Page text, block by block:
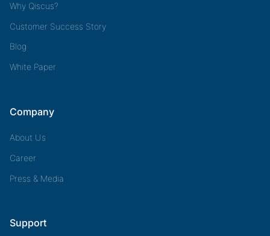
Why Qiscus?
Customer Success Story
Blog
White Paper
Company
About Us
Career
Press & Media
Support